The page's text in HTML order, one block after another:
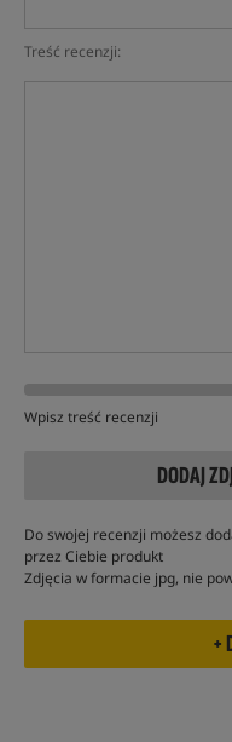
Treść recenzji:
Wpisz treść recenzji
DODAJ
Do swojej recenzji możesz
przez Ciebie produkt
Zdjęcia w formacie jpg, nie